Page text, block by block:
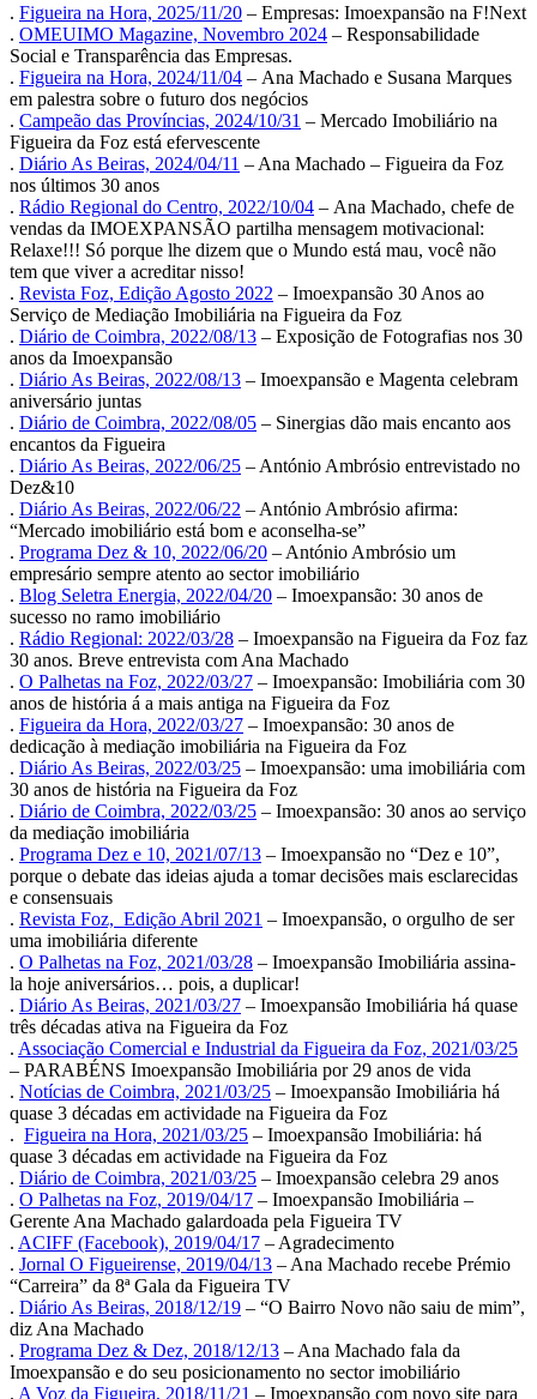
. Figueira na Hora, 2025/11/20 – Empresas: Imoexpansão na F!Next
. OMEUIMO Magazine, Novembro 2024 – Responsabilidade
Social e Transparência das Empresas.
. Figueira na Hora, 2024/11/04 – Ana Machado e Susana Marques
em palestra sobre o futuro dos negócios
. Campeão das Províncias, 2024/10/31 – Mercado Imobiliário na
Figueira da Foz está efervescente
. Diário As Beiras, 2024/04/11 – Ana Machado – Figueira da Foz
nos últimos 30 anos
. Rádio Regional do Centro, 2022/10/04 – Ana Machado, chefe de
vendas da IMOEXPANSÃO partilha mensagem motivacional:
Relaxe!!! Só porque lhe dizem que o Mundo está mau, você não
tem que viver a acreditar nisso!
. Revista Foz, Edição Agosto 2022 – Imoexpansão 30 Anos ao
Serviço de Mediação Imobiliária na Figueira da Foz
. Diário de Coimbra, 2022/08/13 – Exposição de Fotografias nos 30
anos da Imoexpansão
. Diário As Beiras, 2022/08/13 – Imoexpansão e Magenta celebram
aniversário juntas
. Diário de Coimbra, 2022/08/05 – Sinergias dão mais encanto aos
encantos da Figueira
. Diário As Beiras, 2022/06/25 – António Ambrósio entrevistado no
Dez&10
. Diário As Beiras, 2022/06/22 – António Ambrósio afirma:
“Mercado imobiliário está bom e aconselha-se”
. Programa Dez & 10, 2022/06/20 – António Ambrósio um
empresário sempre atento ao sector imobiliário
. Blog Seletra Energia, 2022/04/20 – Imoexpansão: 30 anos de
sucesso no ramo imobiliário
. Rádio Regional: 2022/03/28 – Imoexpansão na Figueira da Foz faz
30 anos. Breve entrevista com Ana Machado
. O Palhetas na Foz, 2022/03/27 – Imoexpansão: Imobiliária com 30
anos de história á a mais antiga na Figueira da Foz
. Figueira da Hora, 2022/03/27 – Imoexpansão: 30 anos de
dedicação à mediação imobiliária na Figueira da Foz
. Diário As Beiras, 2022/03/25 – Imoexpansão: uma imobiliária com
30 anos de história na Figueira da Foz
. Diário de Coimbra, 2022/03/25 – Imoexpansão: 30 anos ao serviço
da mediação imobiliária
. Programa Dez e 10, 2021/07/13 – Imoexpansão no “Dez e 10”,
porque o debate das ideias ajuda a tomar decisões mais esclarecidas
e consensuais
. Revista Foz, Edição Abril 2021 – Imoexpansão, o orgulho de ser
uma imobiliária diferente
. O Palhetas na Foz, 2021/03/28 – Imoexpansão Imobiliária assina-
la hoje aniversários… pois, a duplicar!
. Diário As Beiras, 2021/03/27 – Imoexpansão Imobiliária há quase
três décadas ativa na Figueira da Foz
. Associação Comercial e Industrial da Figueira da Foz, 2021/03/25
– PARABÉNS Imoexpansão Imobiliária por 29 anos de vida
. Notícias de Coimbra, 2021/03/25 – Imoexpansão Imobiliária há
quase 3 décadas em actividade na Figueira da Foz
. Figueira na Hora, 2021/03/25 – Imoexpansão Imobiliária: há
quase 3 décadas em actividade na Figueira da Foz
. Diário de Coimbra, 2021/03/25 – Imoexpansão celebra 29 anos
. O Palhetas na Foz, 2019/04/17 – Imoexpansão Imobiliária –
Gerente Ana Machado galardoada pela Figueira TV
. ACIFF (Facebook), 2019/04/17 – Agradecimento
. Jornal O Figueirense, 2019/04/13 – Ana Machado recebe Prémio
“Carreira” da 8ª Gala da Figueira TV
. Diário As Beiras, 2018/12/19 – “O Bairro Novo não saiu de mim”,
diz Ana Machado
. Programa Dez & Dez, 2018/12/13 – Ana Machado fala da
Imoexpansão e do seu posicionamento no sector imobiliário
. A Voz da Figueira, 2018/11/21 – Imoexpansão com novo site para